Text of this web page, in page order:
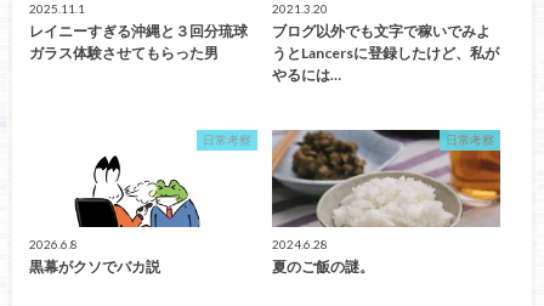
2025.11.1
レイニーすぎる沖縄と３回分琉球
ガラス体験させてもらった男
2021.3.20
ブログ以外でも文字で稼いでみよ
うとLancersに登録したけど、私が
やるには…
日常考察
2026.6.8
黒幕がクソでバカ説
日常考察
2024.6.28
夏のご飯の謎。